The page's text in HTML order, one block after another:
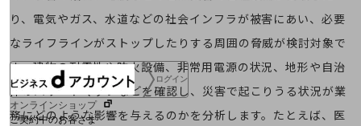
協賛
NTTドコモグループ
ログイン
オンラインショップ
ご契約中のお客さま
り、電気やガス、水道などの社会インフラが被害にあい、必要
なライフラインがストップしたりする周囲の脅威が検討対象で
す。建物の耐震性や防火設備、非常用電源の状況、地形や自治
体のハザードマップなどを確認し、災害で起こりうる状況が業
務にどのような影響を与えるのかを分析します。たとえば、医